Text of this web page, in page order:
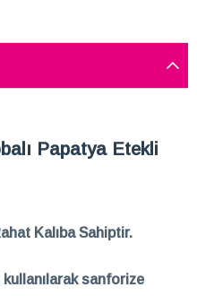
Papatya Etekli
Kalıba Sahiptir.
kullanılarak sanforize